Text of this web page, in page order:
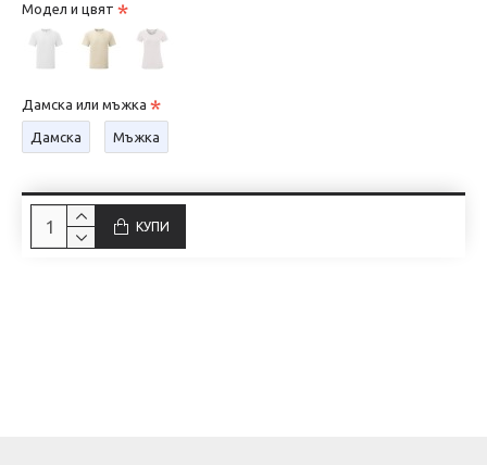
Модел и цвят
Дамска или мъжка
Дамска Мъжка
КУПИ